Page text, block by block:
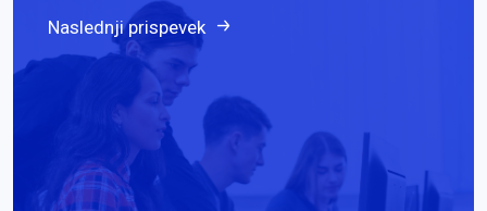
Naslednji prispevek